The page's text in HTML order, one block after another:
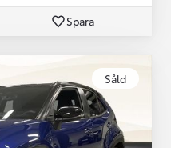
Spara
Såld